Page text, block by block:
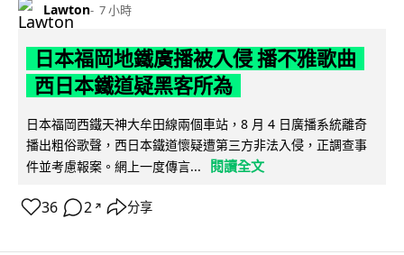
Lawton 7 小時
日本福岡地鐵廣播被入侵 播不雅歌曲
西日本鐵道疑黑客所為
日本福岡西鐵天神大牟田線兩個車站，8 月 4 日廣播系統離奇
播出粗俗歌聲，西日本鐵道懷疑遭第三方非法入侵，正調查事
件並考慮報案。網上一度傳言...
閱讀全文
36 2 ↗ 分享